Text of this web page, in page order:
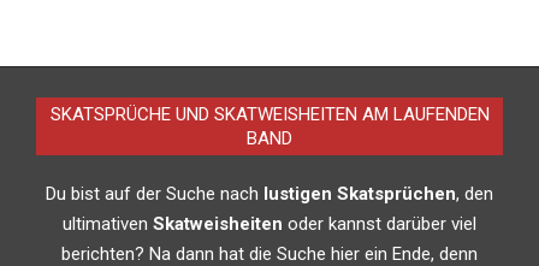
01-
SKATSPRÜCHE UND SKATWEISHEITEN AM LAUFENDEN
BAND
Du bist auf der Suche nach lustigen Skatsprüchen, den
ultimativen Skatweisheiten oder kannst darüber viel
berichten? Na dann hat die Suche hier ein Ende, denn